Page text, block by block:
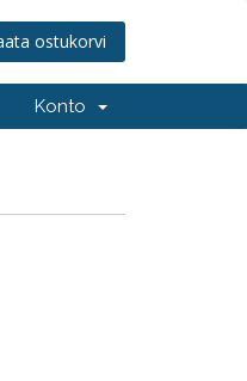
ostukorvi
Konto